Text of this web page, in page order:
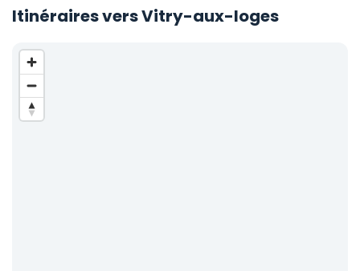
Itinéraires vers Vitry-aux-loges